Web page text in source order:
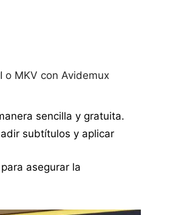
o MKV con Avidemux
sencilla y gratuita.
subtítulos y aplicar
asegurar la